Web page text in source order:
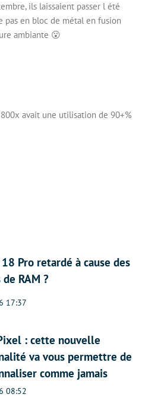
ils laissaient passer l été
pas en bloc de métal en fusion
ambiante 😮
avait une utilisation de 90+%
18 Pro retardé à cause des
RAM ?
17:37
: cette nouvelle
va vous permettre de
comme jamais
08:52